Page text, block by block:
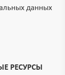
данных
РЕСУРСЫ